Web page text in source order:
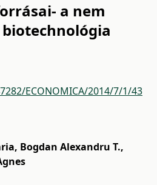
a nem
ECONOMICA/2014/7/1/43
, Bogdan Alexandru T.,